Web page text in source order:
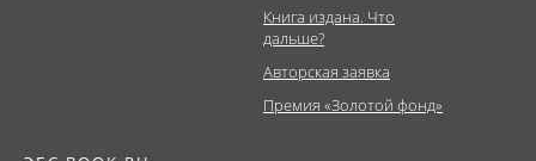
Книга издана. Что
дальше?
Авторская заявка
Премия «Золотой фонд»